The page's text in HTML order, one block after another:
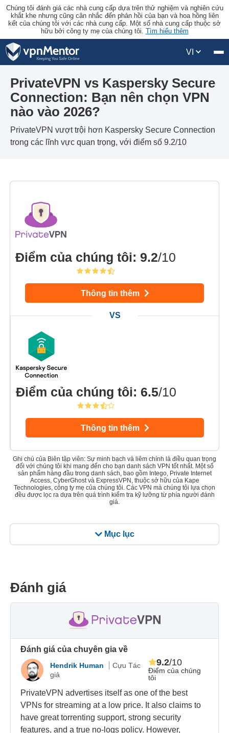
Chúng tôi đánh giá các nhà cung cấp dựa trên thử nghiệm và nghiên cứu
khắt khe nhưng cũng cân nhắc đến phản hồi của bạn và hoa hồng liên
kết của chúng tôi với các nhà cung cấp. Một số nhà cung cấp thuộc sở
hữu bởi công ty mẹ của chúng tôi. Tìm hiểu thêm
VI
PrivateVPN vs Kaspersky Secure
Connection: Bạn nên chọn VPN
nào vào 2026?
PrivateVPN vượt trội hơn Kaspersky Secure Connection
trong các lĩnh vực quan trọng, với điểm số 9.2/10
Mục lục
Điểm của chúng tôi: 9.2/10
Thông tin thêm
Điểm của chúng tôi: 6.5/10
Thông tin thêm
Ghi chú của Biên tập viên: Sự minh bạch và liêm chính là điều quan trọng
đối với chúng tôi khi mang đến cho bạn danh sách VPN tốt nhất. Một số
sản phẩm hàng đầu trong danh sách, bao gồm Intego, Private Internet
Access, CyberGhost và ExpressVPN, thuộc sở hữu của Kape
Technologies, công ty mẹ của chúng tôi. Các VPN mà chúng tôi lựa chọn
đều được lọc ra dựa trên quá trình kiểm tra kỹ lưỡng từ phía người đánh
giá.
Đánh giá
Đánh giá của chuyên gia về
Hendrik Human
Cựu Tác
giả
Điểm của chúng
tôi
9.2/10
PrivateVPN advertises itself as one of the best
VPNs for streaming at a low price. It also claims to
have great torrenting support, strong security
features, and a true no-logs policy. However,